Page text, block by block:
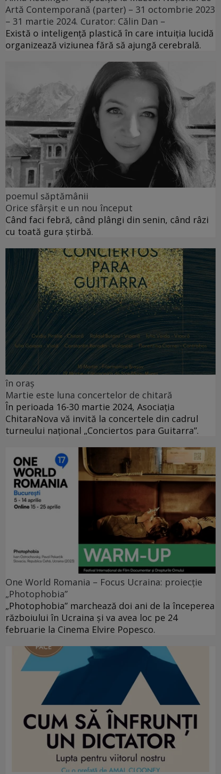
Artă Contemporană (parter) – 31 octombrie 2023
– 31 martie 2024. Curator: Călin Dan –
Există o inteligență plastică în care intuiția lucidă
organizează viziunea fără să ajungă cerebrală.
poemul săptămânii
Orice sfârșit e un nou început
Când faci febră, când plângi din senin, când râzi
cu toată gura știrbă.
în oraș
Martie este luna concertelor de chitară
În perioada 16-30 martie 2024, Asociația
ChitaraNova vă invită la concertele din cadrul
turneului național „Conciertos para Guitarra”.
One World Romania – Focus Ucraina: proiecție
„Photophobia”
„Photophobia” marchează doi ani de la începerea
războiului în Ucraina și va avea loc pe 24
februarie la Cinema Elvire Popesco.